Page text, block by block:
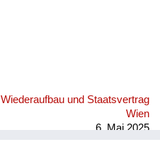
Wiederaufbau und Staatsvertrag
Wien
6. Mai 2025